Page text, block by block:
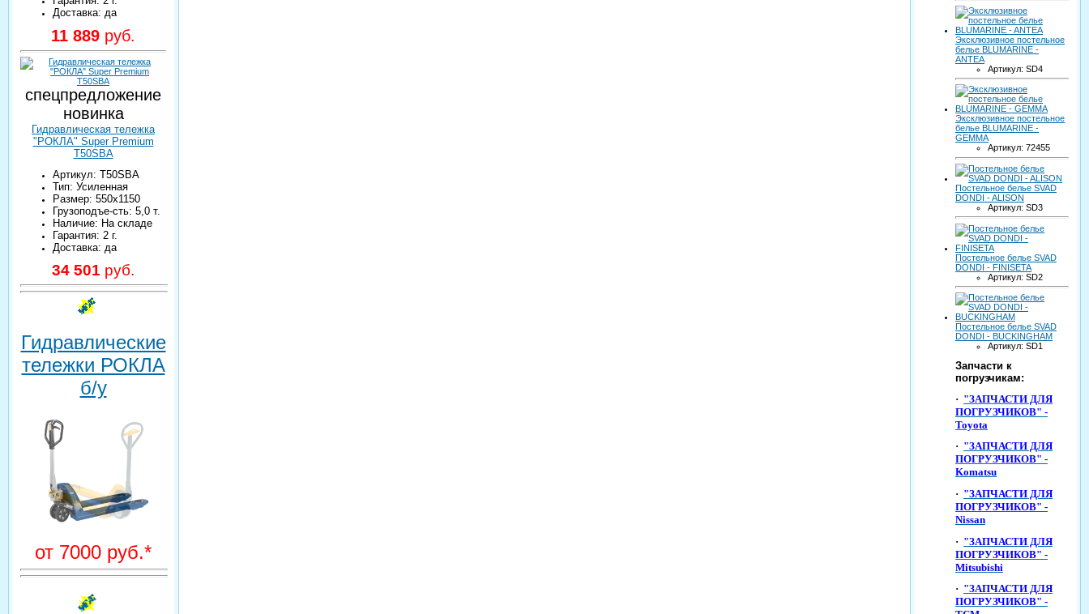
Доставка: да
11 889 руб.
спецпредложение
новинка
Гидравлическая тележка
"РОКЛА" Super Premium
T50SBA
Артикул: T50SBA
Тип: Усиленная
Размер: 550х1150
Грузоподъе-сть: 5,0 т.
Наличие: На складе
Гарантия: 2 г.
Доставка: да
34 501 руб.
Гидравлические
тележки РОКЛА
б/у
от 7000 руб.*
Эксклюзивное постельное
белье BLUMARINE -
ANTEA
Артикул: SD4
Эксклюзивное постельное
белье BLUMARINE -
GEMMA
Артикул: 72455
Постельное белье SVAD
DONDI - ALISON
Артикул: SD3
Постельное белье SVAD
DONDI - FINISETA
Артикул: SD2
Постельное белье SVAD
DONDI - BUCKINGHAM
Артикул: SD1
Запчасти к
погрузчикам:
· "ЗАПЧАСТИ ДЛЯ
ПОГРУЗЧИКОВ" -
Toyota
· "ЗАПЧАСТИ ДЛЯ
ПОГРУЗЧИКОВ" -
Komatsu
· "ЗАПЧАСТИ ДЛЯ
ПОГРУЗЧИКОВ" -
Nissan
· "ЗАПЧАСТИ ДЛЯ
ПОГРУЗЧИКОВ" -
Mitsubishi
· "ЗАПЧАСТИ ДЛЯ
ПОГРУЗЧИКОВ" -